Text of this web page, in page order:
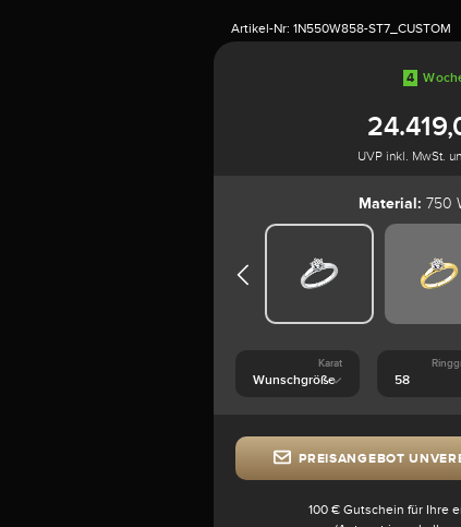
Artikel-Nr: 1N550W858-ST7_CUSTOM
4
UVP inkl. MwSt.
Material: 750
Karat
PREISANGEBOT
100 € Gutschein für Ihre